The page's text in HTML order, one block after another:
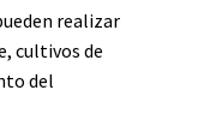
realizar
cultivos de
del